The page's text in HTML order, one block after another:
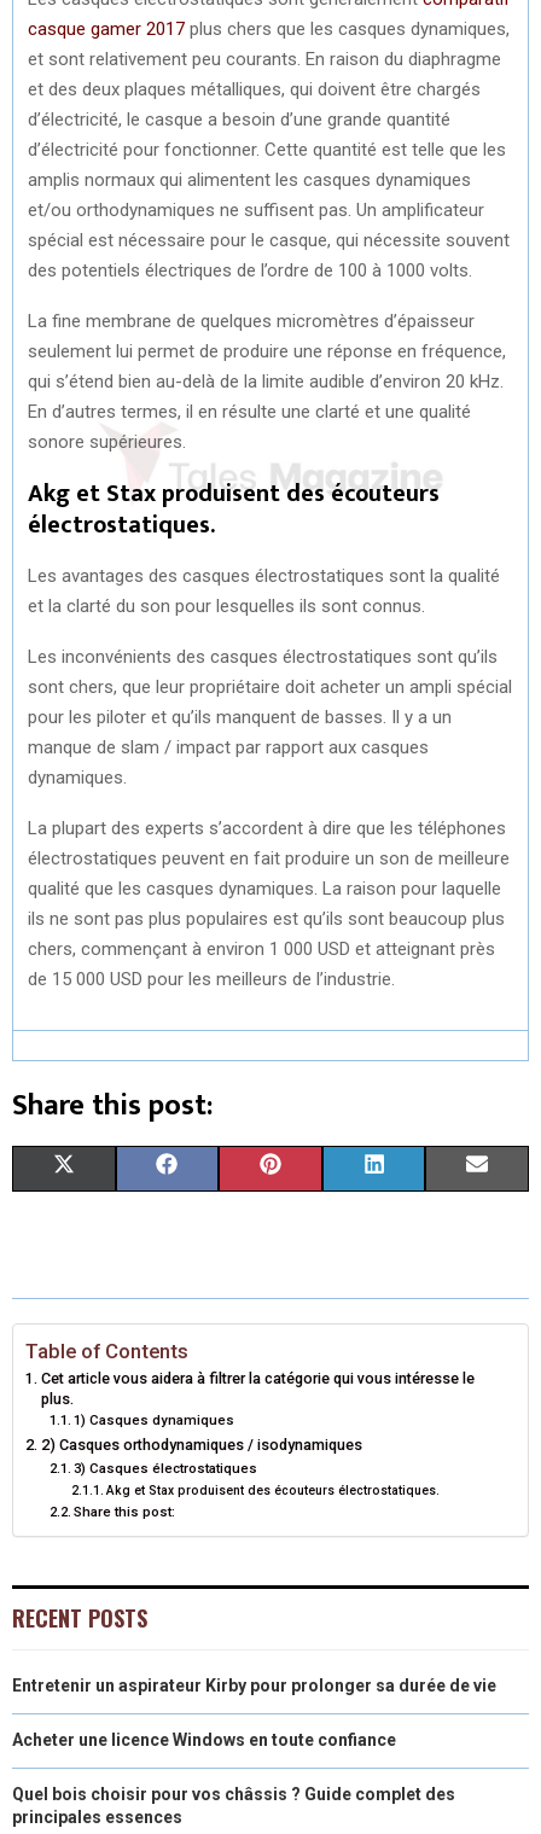
casque gamer 2017 plus chers que les casques dynamiques,
et sont relativement peu courants. En raison du diaphragme
et des deux plaques métalliques, qui doivent être chargés
d’électricité, le casque a besoin d’une grande quantité
d’électricité pour fonctionner. Cette quantité est telle que les
amplis normaux qui alimentent les casques dynamiques
et/ou orthodynamiques ne suffisent pas. Un amplificateur
spécial est nécessaire pour le casque, qui nécessite souvent
des potentiels électriques de l’ordre de 100 à 1000 volts.
La fine membrane de quelques micromètres d’épaisseur
seulement lui permet de produire une réponse en fréquence,
qui s’étend bien au-delà de la limite audible d’environ 20 kHz.
En d’autres termes, il en résulte une clarté et une qualité
sonore supérieures.
Akg et Stax produisent des écouteurs
électrostatiques.
Les avantages des casques électrostatiques sont la qualité
et la clarté du son pour lesquelles ils sont connus.
Les inconvénients des casques électrostatiques sont qu’ils
sont chers, que leur propriétaire doit acheter un ampli spécial
pour les piloter et qu’ils manquent de basses. Il y a un
manque de slam / impact par rapport aux casques
dynamiques.
La plupart des experts s’accordent à dire que les téléphones
électrostatiques peuvent en fait produire un son de meilleure
qualité que les casques dynamiques. La raison pour laquelle
ils ne sont pas plus populaires est qu’ils sont beaucoup plus
chers, commençant à environ 1 000 USD et atteignant près
de 15 000 USD pour les meilleurs de l’industrie.
Share this post:
R
O
N
W
T
T
E
R
R
O
N
E
O
O
K
R
O
T
R
R
O
K
D
R
I
Table of Contents
Cet article vous aidera à filtrer la catégorie qui vous intéresse le
plus.
1) Casques dynamiques
2) Casques orthodynamiques / isodynamiques
3) Casques électrostatiques
Akg et Stax produisent des écouteurs électrostatiques.
Share this post:
RECENT POSTS
Entretenir un aspirateur Kirby pour prolonger sa durée de vie
Acheter une licence Windows en toute confiance
Quel bois choisir pour vos châssis ? Guide complet des
principales essences